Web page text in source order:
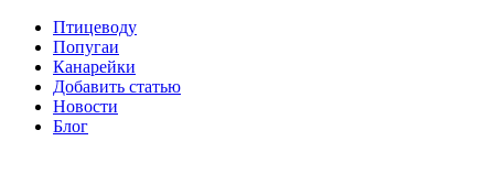
Птицеводу
Попугаи
Канарейки
Добавить статью
Новости
Блог